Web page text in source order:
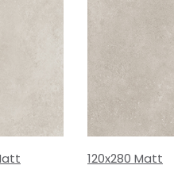
120x280 Matt